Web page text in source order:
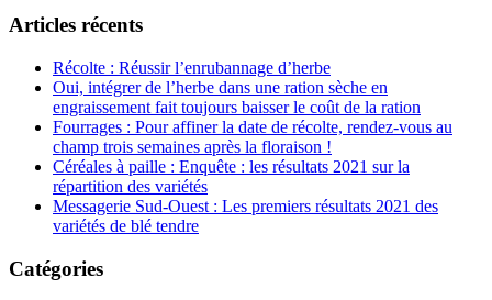
Articles récents
Récolte : Réussir l’enrubannage d’herbe
Oui, intégrer de l’herbe dans une ration sèche en
engraissement fait toujours baisser le coût de la ration
Fourrages : Pour affiner la date de récolte, rendez-vous au
champ trois semaines après la floraison !
Céréales à paille : Enquête : les résultats 2021 sur la
répartition des variétés
Messagerie Sud-Ouest : Les premiers résultats 2021 des
variétés de blé tendre
Catégories